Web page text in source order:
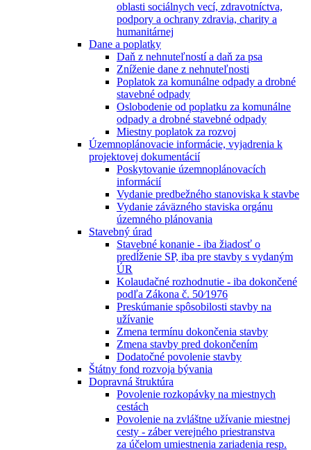
oblasti sociálnych vecí, zdravotníctva,
podpory a ochrany zdravia, charity a
humanitárnej
Dane a poplatky
Daň z nehnuteľností a daň za psa
Zníženie dane z nehnuteľnosti
Poplatok za komunálne odpady a drobné
stavebné odpady
Oslobodenie od poplatku za komunálne
odpady a drobné stavebné odpady
Miestny poplatok za rozvoj
Územnoplánovacie informácie, vyjadrenia k
projektovej dokumentácií
Poskytovanie územnoplánovacích
informácií
Vydanie predbežného stanoviska k stavbe
Vydanie záväzného staviska orgánu
územného plánovania
Stavebný úrad
Stavebné konanie - iba žiadosť o
predĺženie SP, iba pre stavby s vydaným
ÚR
Kolaudačné rozhodnutie - iba dokončené
podľa Zákona č. 50⁄1976
Preskúmanie spôsobilosti stavby na
užívanie
Zmena termínu dokončenia stavby
Zmena stavby pred dokončením
Dodatočné povolenie stavby
Štátny fond rozvoja bývania
Dopravná štruktúra
Povolenie rozkopávky na miestnych
cestách
Povolenie na zvláštne užívanie miestnej
cesty - záber verejného priestranstva
za účelom umiestnenia zariadenia resp.